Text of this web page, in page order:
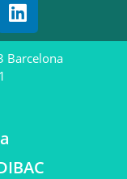
Barcelona